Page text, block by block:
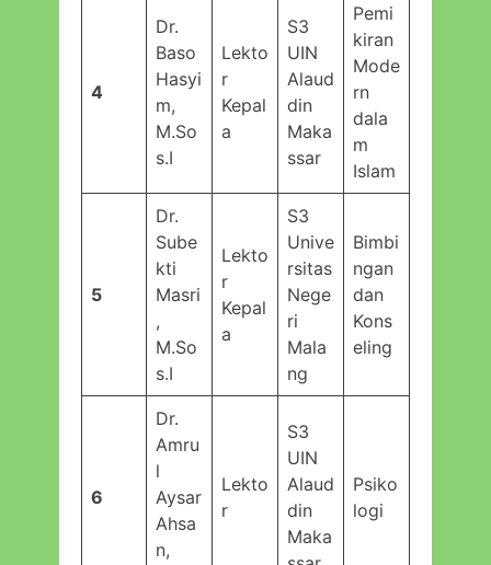
4
Dr.
Baso
Hasyi
m,
M.So
s.I
Lekto
r
Kepal
a
S3
UIN
Alaud
din
Maka
ssar
Pemi
kiran
Mode
rn
dala
m
Islam
5
Dr.
Sube
kti
Masri
,
M.So
s.I
Lekto
r
Kepal
a
S3
Unive
rsitas
Nege
ri
Mala
ng
Bimbi
ngan
dan
Kons
eling
6
Dr.
Amru
l
Aysar
Ahsa
n,
Lekto
r
S3
UIN
Alaud
din
Maka
Psiko
logi